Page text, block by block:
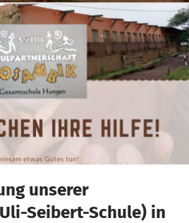
anzeigen
unserer
Seibert-Schule) in